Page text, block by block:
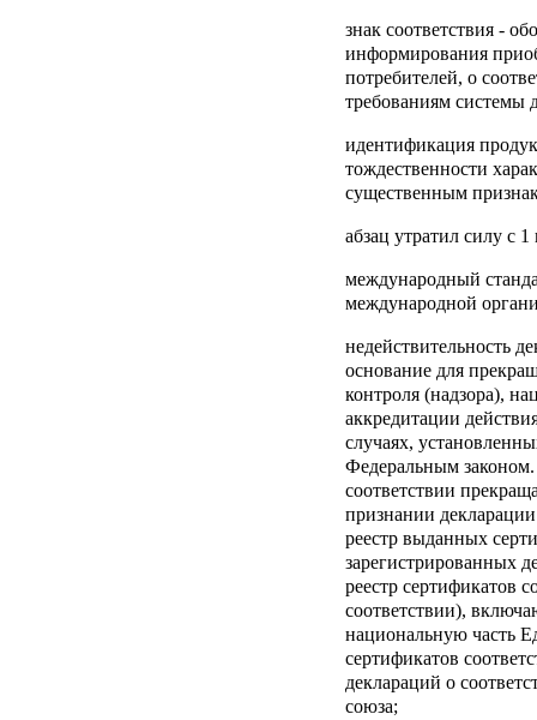
знак соответствия -
информирования
потребителей, о
требованиям системы
идентификация
тождественности
существенным
абзац утратил силу с
международный
международной
недействительность
основание для
контроля (надзора),
аккредитации
случаях,
Федеральным
соответствии
признании
реестр выданных
зарегистрированных
реестр сертификатов
соответствии),
национальную часть
сертификатов
деклараций о
союза;